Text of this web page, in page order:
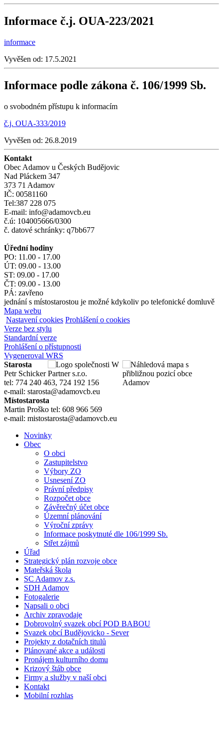
Informace č.j. OUA-223/2021
informace
Vyvěšen od: 17.5.2021
Informace podle zákona č. 106/1999 Sb.
o svobodném přístupu k informacím
č.j. OUA-333/2019
Vyvěšen od: 26.8.2019
Kontakt
Obec Adamov u Českých Budějovic
Nad Pláckem 347
373 71 Adamov
IČ: 00581160
Tel:387 228 075
E-mail: info@adamovcb.eu
č.ú: 104005666/0300
č. datové schránky: q7bb677
Úřední hodiny
PO: 11.00 - 17.00
ÚT: 09.00 - 13.00
ST: 09.00 - 17.00
ČT: 09.00 - 13.00
PÁ: zavřeno
jednání s místostarostou je možné kdykoliv po telefonické domluvě
Mapa webu
Nastavení cookies Prohlášení o cookies
Verze bez stylu
Standardní verze
Prohlášení o přístupnosti
Vygeneroval WRS
Starosta
Petr Schicker
tel: 774 240 463, 724 192 156
e-mail: starosta@adamovcb.eu
Místostarosta
Martin Proško tel: 608 966 569
e-mail: mistostarosta@adamovcb.eu
Novinky
Obec
O obci
Zastupitelstvo
Výbory ZO
Usnesení ZO
Právní předpisy
Rozpočet obce
Závěrečný účet obce
Územní plánování
Výroční zprávy
Informace poskytnuté dle 106/1999 Sb.
Střet zájmů
Úřad
Strategický plán rozvoje obce
Mateřská škola
SC Adamov z.s.
SDH Adamov
Fotogalerie
Napsali o obci
Archiv zpravodaje
Dobrovolný svazek obcí POD BABOU
Svazek obcí Budějovicko - Sever
Projekty z dotačních titulů
Plánované akce a události
Pronájem kulturního domu
Krizový štáb obce
Firmy a služby v naší obci
Kontakt
Mobilní rozhlas